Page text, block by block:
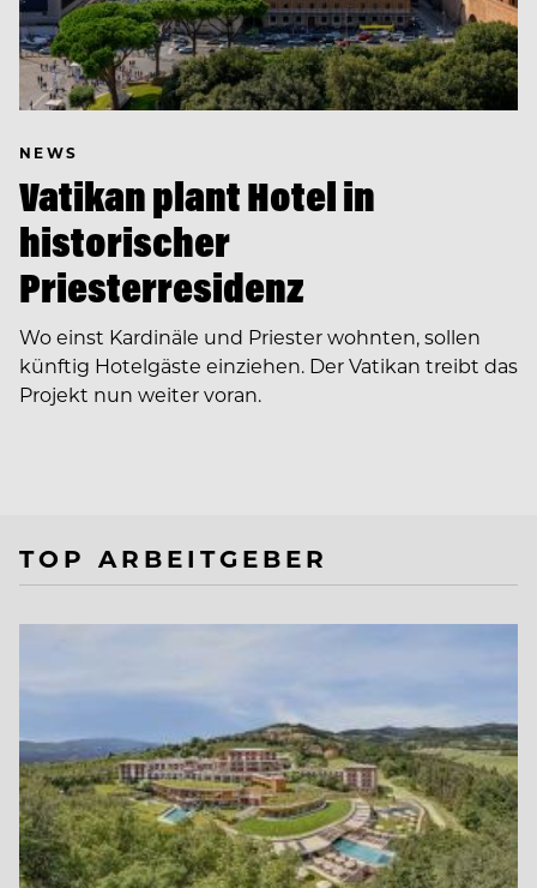
NEWS
Vatikan plant Hotel in
historischer
Priesterresidenz
Wo einst Kardinäle und Priester wohnten, sollen
künftig Hotelgäste einziehen. Der Vatikan treibt das
Projekt nun weiter voran.
TOP ARBEITGEBER